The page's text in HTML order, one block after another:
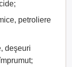
petroliere
deşeuri